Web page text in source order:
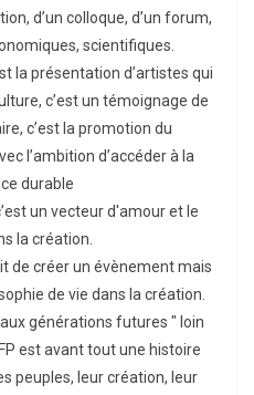
d’un colloque, d’un forum,
scientifiques.
la présentation d’artistes qui
c’est un témoignage de
c’est la promotion du
l’ambition d’accéder à la
durable
un vecteur d'amour et le
la création.
de créer un évènement mais
de vie dans la création.
générations futures " loin
est avant tout une histoire
peuples, leur création, leur